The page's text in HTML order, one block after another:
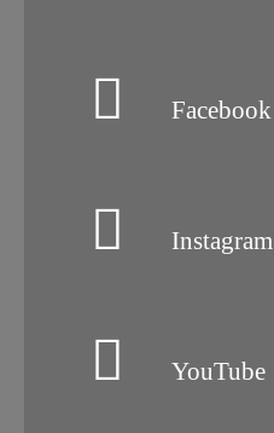
Facebook
Instagram
YouTube